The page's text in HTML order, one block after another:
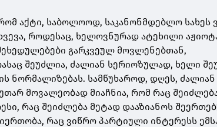
აქტი, საბოლოოდ, საკანონმდებლო სახეს
როდესაც, ხელოვნურად ატეხილი
გარკვეულ მოვლენებთან,
შეუძლია, ძალიან სერიოზულად, ხელი
ნორმალიზებას. სამწუხაროდ, დღეს, ძალიან
მოვალეობად მიაჩნია, რომ რაც
რაც შეიძლება მეტად დააზიანოს
რაც ვიწრო პარტიული ინტერესს